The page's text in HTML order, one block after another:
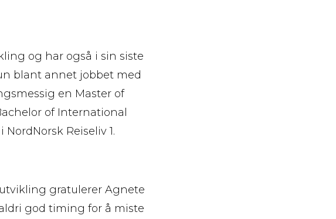
og har også i sin siste
blant annet jobbet med
en Master of
of International
Reiseliv 1.
gratulerer Agnete
god timing for å miste